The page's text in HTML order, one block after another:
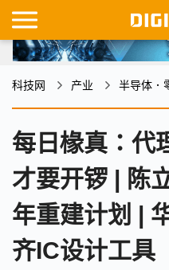
科技网 产业 半导体．
每日椽真：代
才要开锣 | 陈
年重建计划 |
齐IC设计工具